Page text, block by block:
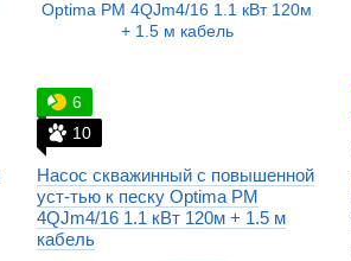
6
10
Насос скважинный с повышенной
уст-тью к песку Optima PM
4QJm4/16 1.1 кВт 120м + 1.5 м
кабель